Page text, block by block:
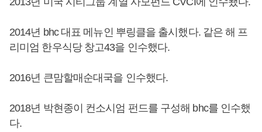
2014년 bhc 대표 메뉴인 뿌링클을 출시했다. 같은 해 프
리미엄 한우식당 창고43을 인수했다.
2016년 큰맘할매순대국을 인수했다.
2018년 박현종이 컨소시엄 펀드를 구성해 bhc를 인수했
다.